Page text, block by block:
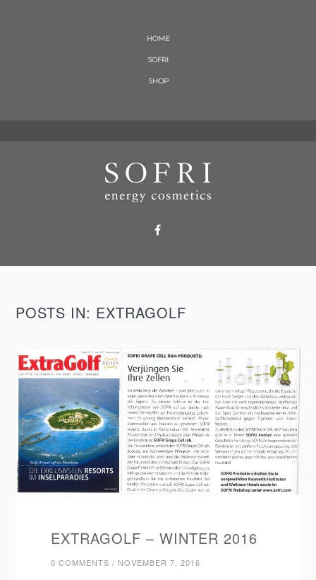
HOME
SOFRI
SHOP
POSTS IN: EXTRAGOLF
EXTRAGOLF – WINTER 2016
0 COMMENTS / NOVEMBER 7, 2016